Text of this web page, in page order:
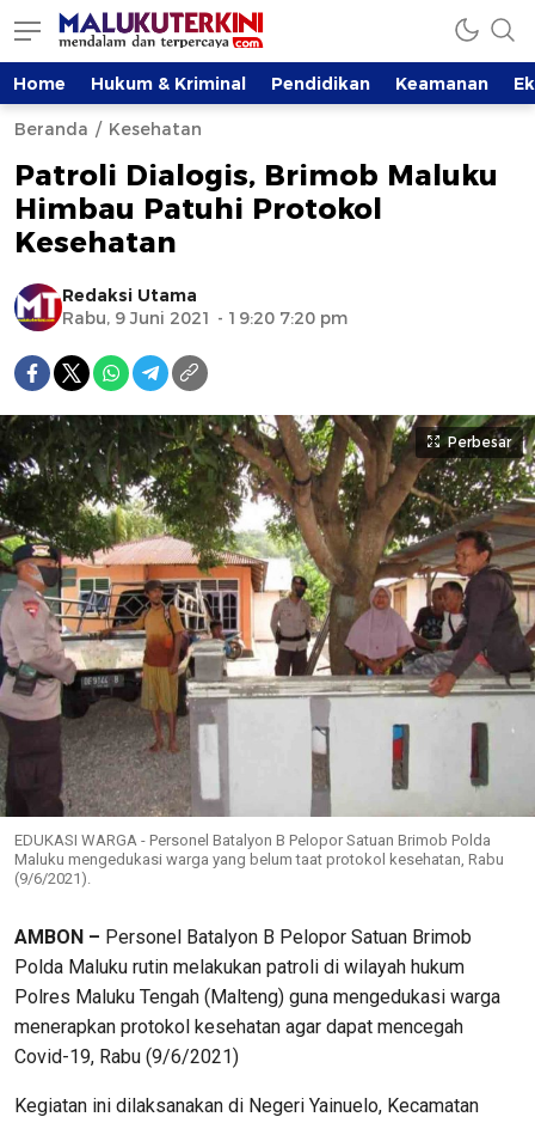
Home Hukum & Kriminal Pendidikan Keamanan
Beranda Kesehatan
Patroli Dialogis, Brimob Maluku
Himbau Patuhi Protokol
Kesehatan
Redaksi Utama
Rabu, 9 Juni 2021 - 19:20 7:20 pm
Perbesar
EDUKASI WARGA - Personel Batalyon B Pelopor Satuan Brimob Polda
Maluku mengedukasi warga yang belum taat protokol kesehatan, Rabu
(9/6/2021).
AMBON – Personel Batalyon B Pelopor Satuan Brimob
Polda Maluku rutin melakukan patroli di wilayah hukum
Polres Maluku Tengah (Malteng) guna mengedukasi warga
menerapkan protokol kesehatan agar dapat mencegah
Covid-19, Rabu (9/6/2021)
Kegiatan ini dilaksanakan di Negeri Yainuelo, Kecamatan